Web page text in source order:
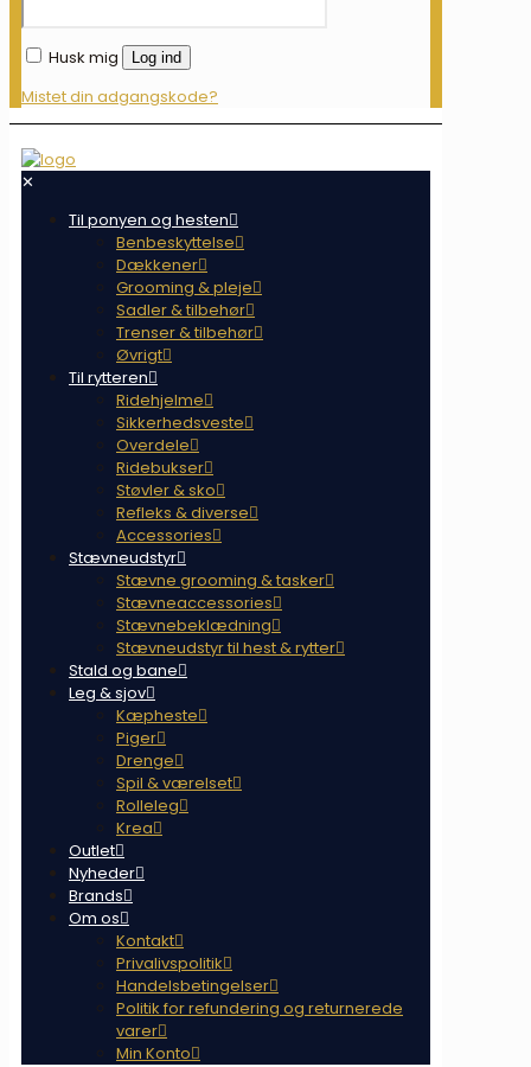
Husk mig Log ind
Mistet din adgangskode?
✕
Til ponyen og hesten
Benbeskyttelse
Dækkener
Grooming & pleje
Sadler & tilbehør
Trenser & tilbehør
Øvrigt
Til rytteren
Ridehjelme
Sikkerhedsveste
Overdele
Ridebukser
Støvler & sko
Refleks & diverse
Accessories
Stævneudstyr
Stævne grooming & tasker
Stævneaccessories
Stævnebeklædning
Stævneudstyr til hest & rytter
Stald og bane
Leg & sjov
Kæpheste
Piger
Drenge
Spil & værelset
Rolleleg
Krea
Outlet
Nyheder
Brands
Om os
Kontakt
Privalivspolitik
Handelsbetingelser
Politik for refundering og returnerede
varer
Min Konto